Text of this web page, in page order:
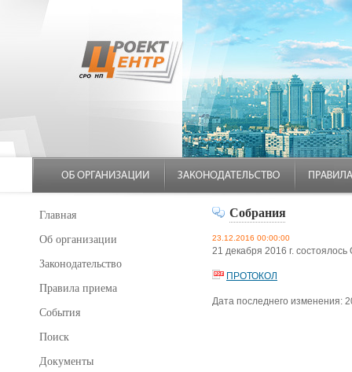
Главная
Об организации
Законодательство
Правила приема
События
Поиск
Документы
Собрания
23.12.2016 00:00:00
21 декабря 2016 г.
ПРОТОКОЛ
Дата последнего изменения: